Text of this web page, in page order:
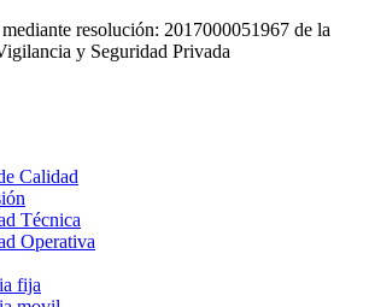
resolución: 2017000051967 de la
y Seguridad Privada
Calidad
Técnica
Operativa
fija